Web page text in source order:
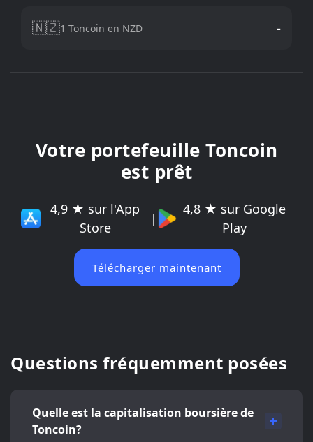
🇳🇿1 Toncoin en NZD -
Votre portefeuille Toncoin
est prêt
4,9 ★ sur l'App
Store
|
4,8 ★ sur Google
Play
Télécharger maintenant
Questions fréquemment posées
Quelle est la capitalisation boursière de
Toncoin?